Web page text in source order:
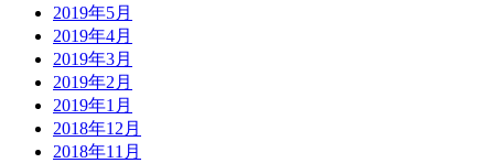
2019年5月
2019年4月
2019年3月
2019年2月
2019年1月
2018年12月
2018年11月